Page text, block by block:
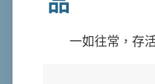
品
一如往常，存活